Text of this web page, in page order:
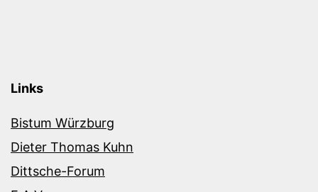
Links
Bistum Würzburg
Dieter Thomas Kuhn
Dittsche-Forum